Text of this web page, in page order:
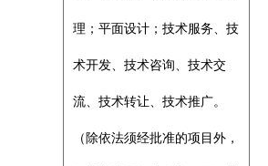
理；平面设计；技术服务、技
术开发、技术咨询、技术交
流、技术转让、技术推广。
（除依法须经批准的项目外，